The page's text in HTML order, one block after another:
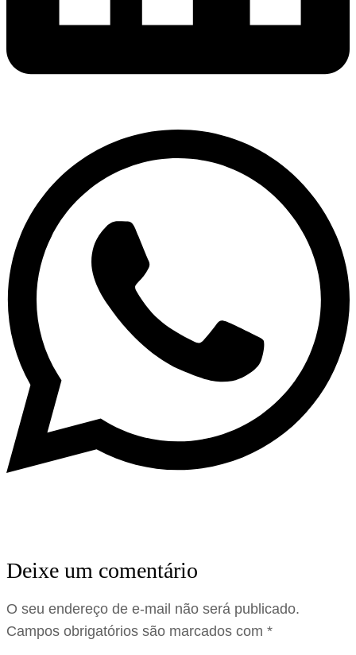
Deixe um comentário
O seu endereço de e-mail não será publicado.
Campos obrigatórios são marcados com *